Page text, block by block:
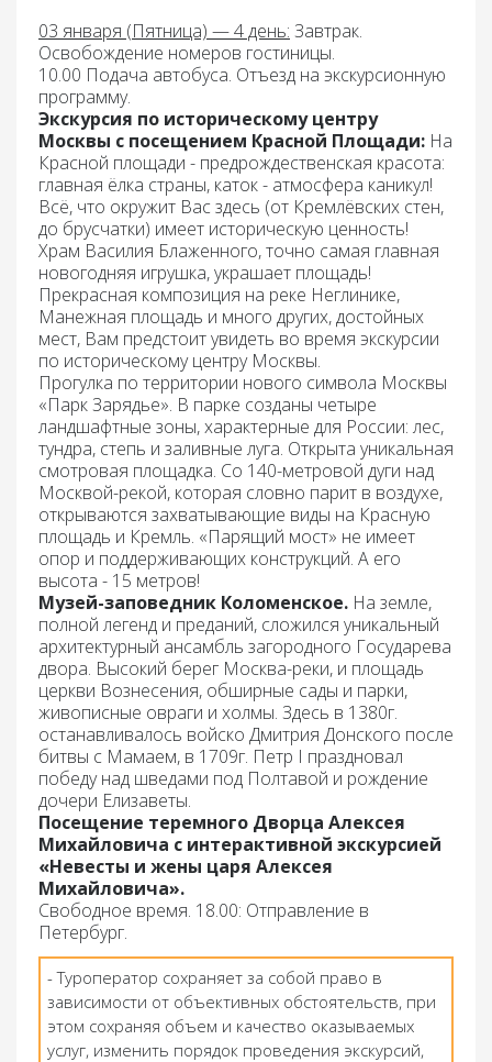
03 января (Пятница) — 4 день: Завтрак.
Освобождение номеров гостиницы.
10.00 Подача автобуса. Отъезд на экскурсионную
программу.
Экскурсия по историческому центру
Москвы с посещением Красной Площади: На
Красной площади - предрождественская красота:
главная ёлка страны, каток - атмосфера каникул!
Всё, что окружит Вас здесь (от Кремлёвских стен,
до брусчатки) имеет историческую ценность!
Храм Василия Блаженного, точно самая главная
новогодняя игрушка, украшает площадь!
Прекрасная композиция на реке Неглинике,
Манежная площадь и много других, достойных
мест, Вам предстоит увидеть во время экскурсии
по историческому центру Москвы.
Прогулка по территории нового символа Москвы
«Парк Зарядье». В парке созданы четыре
ландшафтные зоны, характерные для России: лес,
тундра, степь и заливные луга. Открыта уникальная
смотровая площадка. Со 140-метровой дуги над
Москвой-рекой, которая словно парит в воздухе,
открываются захватывающие виды на Красную
площадь и Кремль. «Парящий мост» не имеет
опор и поддерживающих конструкций. А его
высота - 15 метров!
Музей-заповедник Коломенское. На земле,
полной легенд и преданий, сложился уникальный
архитектурный ансамбль загородного Государева
двора. Высокий берег Москва-реки, и площадь
церкви Вознесения, обширные сады и парки,
живописные овраги и холмы. Здесь в 1380г.
останавливалось войско Дмитрия Донского после
битвы с Мамаем, в 1709г. Петр I праздновал
победу над шведами под Полтавой и рождение
дочери Елизаветы.
Посещение теремного Дворца Алексея
Михайловича с интерактивной экскурсией
«Невесты и жены царя Алексея
Михайловича».
Свободное время. 18.00: Отправление в
Петербург.
- Туроператор сохраняет за собой право в
зависимости от объективных обстоятельств, при
этом сохраняя объем и качество оказываемых
услуг, изменить порядок проведения экскурсий,